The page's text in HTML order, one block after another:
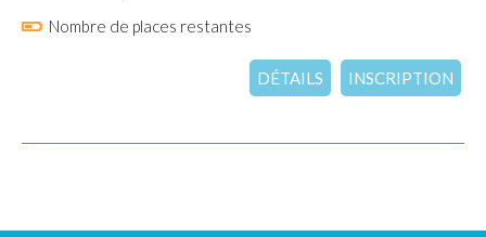
Nombre de places restantes
DÉTAILS INSCRIPTION